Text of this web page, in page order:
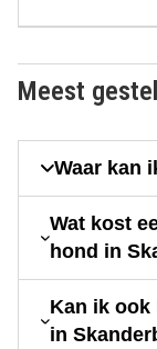
Meest
Waar kan
Wat kost
hond in
Kan ik ook
in